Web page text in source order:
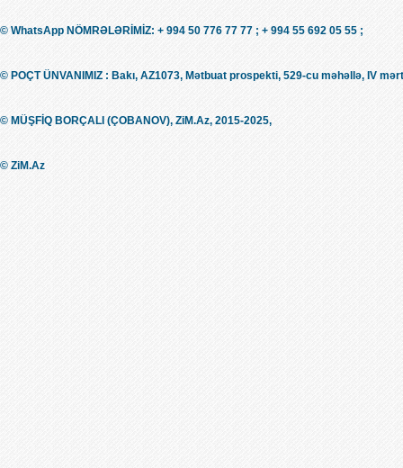
© WhatsApp NÖMRƏLƏRİMİZ: + 994 50 776 77 77 ; + 994 55 692 05 55 ;
© POÇT ÜNVANIMIZ : Bakı, AZ1073, Mətbuat prospekti, 529-cu məhəllə, IV
© MÜŞFİQ BORÇALI (ÇOBANOV), ZiM.Az, 2015-2025,
© ZiM.Az